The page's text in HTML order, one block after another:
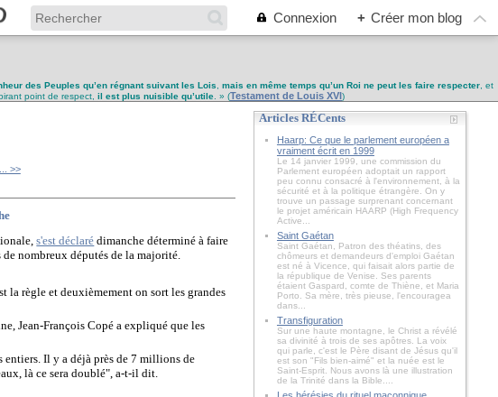
Connexion + Créer mon blog
des Peuples qu’en régnant suivant les Lois mais en même temps qu’un Roi ne peut les faire respecter, et
point de respect, il est plus nuisible qu’utile . » (Testament de Louis XVI)
>>
s'est déclaré dimanche déterminé à faire
nombreux députés de la majorité.
la règle et deuxièmement on sort les grandes
Jean-François Copé a expliqué que les
entiers. Il y a déjà près de 7 millions de
là ce sera doublé", a-t-il dit.
Articles RÉCents
Haarp: Ce que le parlement européen a
vraiment écrit en 1999
Le 14 janvier 1999, une commission du
Parlement européen adoptait un rapport
peu connu consacré à l'environnement, à la
sécurité et à la politique étrangère. On y
trouve un passage surprenant concernant
le projet américain HAARP (High Frequency
Active...
Saint Gaétan
Saint Gaétan, Patron des théatins, des
chômeurs et demandeurs d'emploi Gaétan
est né à Vicence, qui faisait alors partie de
la république de Venise. Ses parents
étaient Gaspard, comte de Thiène, et Maria
Porto. Sa mère, très pieuse, l'encouragea
dans...
Transfiguration
Sur une haute montagne, le Christ a révélé
sa divinité à trois de ses apôtres. La voix
qui parle, c'est le Père disant de Jésus qu'il
est son "Fils bien-aimé" et la nuée est le
Saint-Esprit. Nous avons là une illustration
de la Trinité dans la Bible....